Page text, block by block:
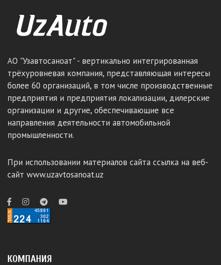
АО "Узавтосаноат" - вертикально интегрированная
трёхуровневая компания, представляющая интересы
более 60 организаций, в том числе производственные
предприятия и предприятия локализации, дилерские
организации и другие, обеспечивающие все
направления деятельности автомобильной
промышленности.
При использовании материалов сайта ссылка на веб-
сайт www.uzavtosanoat.uz
КОМПАНИЯ